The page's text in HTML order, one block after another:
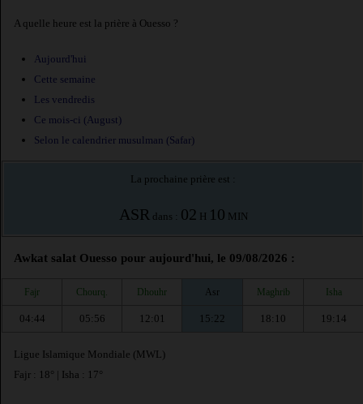
A quelle heure est la prière à Ouesso ?
Aujourd'hui
Cette semaine
Les vendredis
Ce mois-ci (August)
Selon le calendrier musulman (Safar)
La prochaine prière est :
ASR dans : 02 H 10 MIN
Awkat salat Ouesso pour aujourd'hui, le 09/08/2026 :
Fajr Chourq. Dhouhr Asr Maghrib Isha
04:44 05:56 12:01 15:22 18:10 19:14
Ligue Islamique Mondiale (MWL)
Fajr : 18° | Isha : 17°